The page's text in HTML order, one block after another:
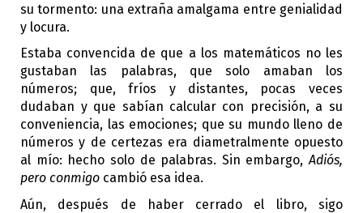
su tormento: una extraña amalgama entre genialidad
y locura.
Estaba convencida de que a los matemáticos no les
gustaban las palabras, que solo amaban los
números; que, fríos y distantes, pocas veces
dudaban y que sabían calcular con precisión, a su
conveniencia, las emociones; que su mundo lleno de
números y de certezas era diametralmente opuesto
al mío: hecho solo de palabras. Sin embargo, Adiós,
pero conmigo cambió esa idea.
Aún, después de haber cerrado el libro, sigo